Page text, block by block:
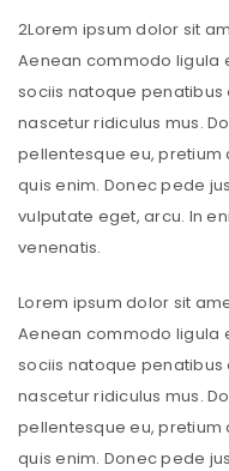
2Lorem ipsum dolor sit
Aenean commodo ligula
sociis natoque penatibus
nascetur ridiculus mus.
pellentesque eu, pretium
quis enim. Donec pede
vulputate eget, arcu. In
venenatis.
Lorem ipsum dolor sit
Aenean commodo ligula
sociis natoque penatibus
nascetur ridiculus mus.
pellentesque eu, pretium
quis enim. Donec pede